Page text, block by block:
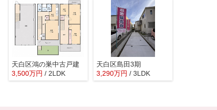
天白区鴻の巣中古戸建
3,500万円 / 2LDK
天白区島田3期
3,290万円 / 3LDK